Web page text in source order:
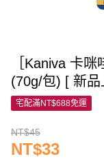
［Kaniva 卡
(70g/包) [ 新品
宅配滿NT$688免運
NT$45
NT$33